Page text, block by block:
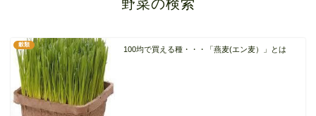
野菜の検索
穀類
100均で買える種・・・「燕麦(エン麦）」とは